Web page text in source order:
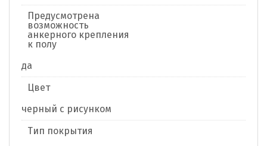
Предусмотрена
возможность
анкерного крепления
к полу
да
Цвет
черный с рисунком
Тип покрытия